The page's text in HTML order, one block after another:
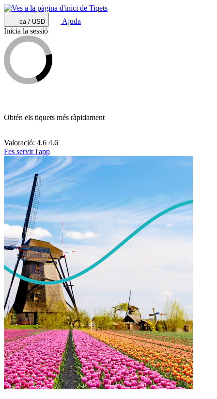
ca / USD
Ajuda
Inicia la sessió
Obtén els tiquets més ràpidament
Valoració: 4.6 4.6
Fes servir l'app